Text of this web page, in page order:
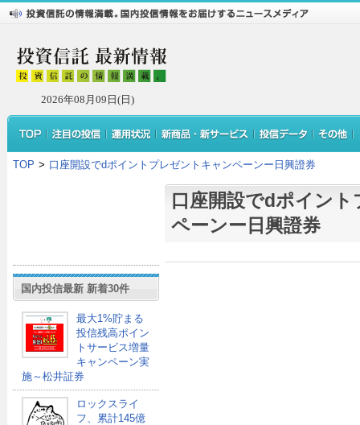
2026年08月09日(日)
TOP > 口座開設でdポイントプレゼントキャンペーンー日興證券
国内投信最新 新着30件
最大1%貯まる
投信残高ポイン
トサービス増量
キャンペーン実
施～松井証券
ロックスライ
フ、累計145億
口座開設でdポイン
ペーンー日興證券